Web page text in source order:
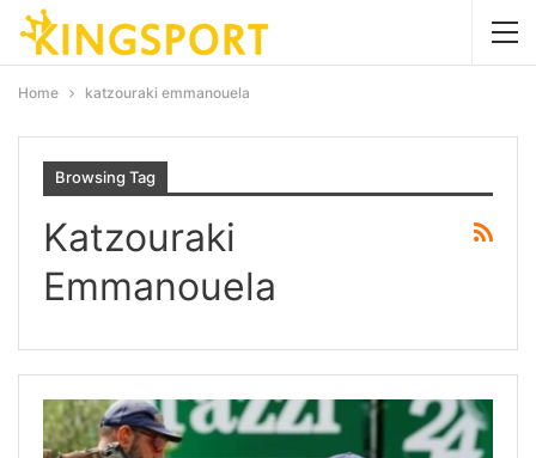
Home katzouraki emmanouela
Browsing Tag
Katzouraki
Emmanouela